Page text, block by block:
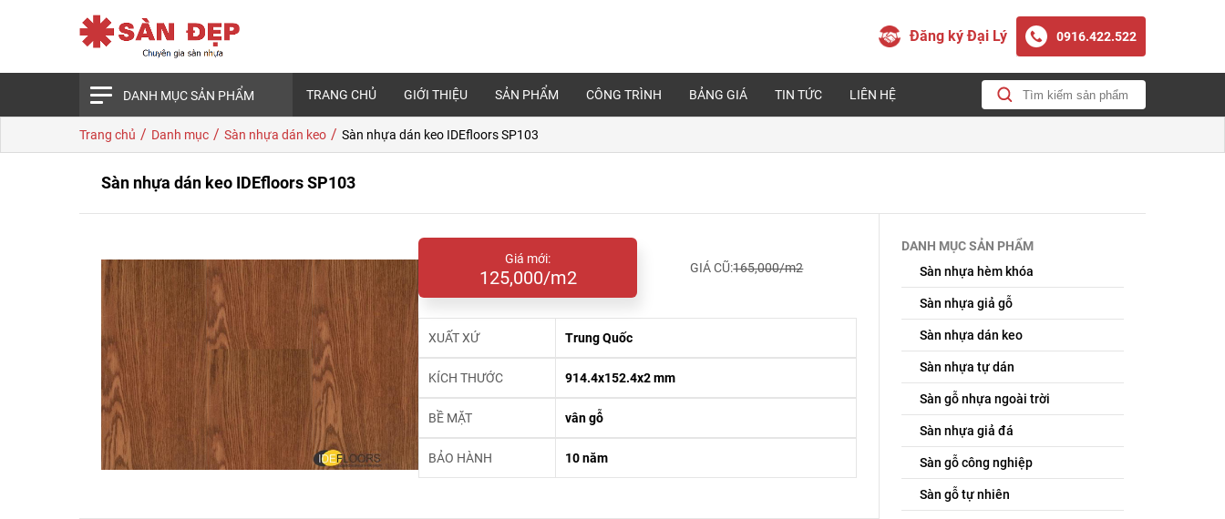
Đăng ký Đại Lý 0916.422.522
DANH MỤC SẢN PHẨM TRANG CHỦ GIỚI THIỆU SẢN PHẨM CÔNG TRÌNH BẢNG GIÁ TIN TỨC LIÊN HỆ
Trang chủ / Danh mục / Sàn nhựa dán keo / Sàn nhựa dán keo IDEfloors SP103
Sàn nhựa dán keo IDEfloors SP103
Giá mới:
125,000/m2 GIÁ CŨ:165,000/m2
XUẤT XỨ Trung Quốc
KÍCH THƯỚC 914.4x152.4x2 mm
BỀ MẶT vân gỗ
BẢO HÀNH 10 năm
DANH MỤC SẢN PHẨM
Sàn nhựa hèm khóa
Sàn nhựa giả gỗ
Sàn nhựa dán keo
Sàn nhựa tự dán
Sàn gỗ nhựa ngoài trời
Sàn nhựa giả đá
Sàn gỗ công nghiệp
Sàn gỗ tự nhiên